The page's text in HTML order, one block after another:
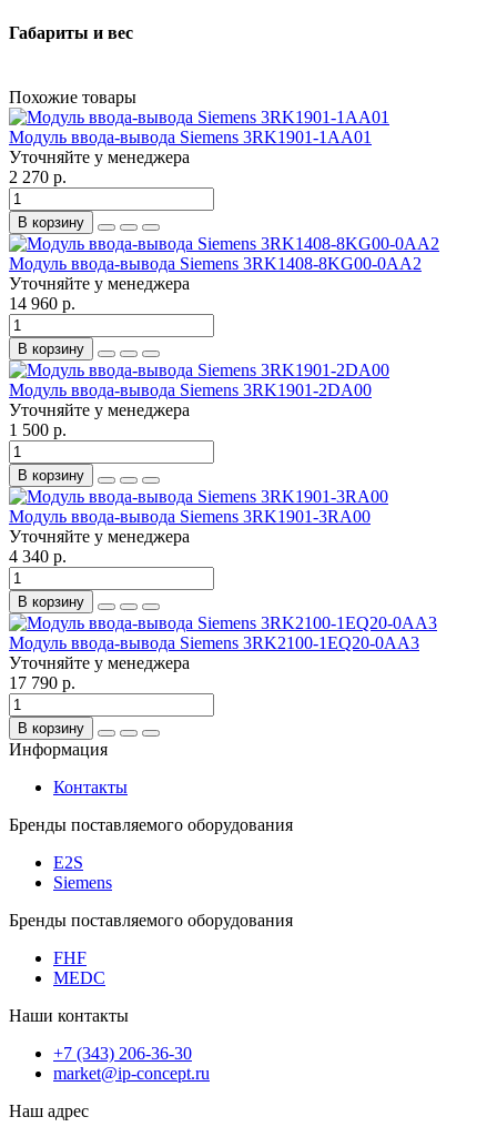
Габариты и вес
Похожие товары
Модуль ввода-вывода Siemens 3RK1901-1AA01
Уточняйте у менеджера
2 270 р.
В корзину
Модуль ввода-вывода Siemens 3RK1408-8KG00-0AA2
Уточняйте у менеджера
14 960 р.
В корзину
Модуль ввода-вывода Siemens 3RK1901-2DA00
Уточняйте у менеджера
1 500 р.
В корзину
Модуль ввода-вывода Siemens 3RK1901-3RA00
Уточняйте у менеджера
4 340 р.
В корзину
Модуль ввода-вывода Siemens 3RK2100-1EQ20-0AA3
Уточняйте у менеджера
17 790 р.
В корзину
Информация
Контакты
Бренды поставляемого оборудования
E2S
Siemens
Бренды поставляемого оборудования
FHF
MEDC
Наши контакты
+7 (343) 206-36-30
market@ip-concept.ru
Наш адрес